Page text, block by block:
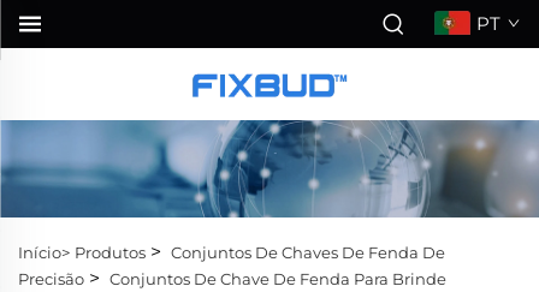
PT
Início> Produtos > Conjuntos De Chaves De Fenda De
Precisão > Conjuntos De Chave De Fenda Para Brinde